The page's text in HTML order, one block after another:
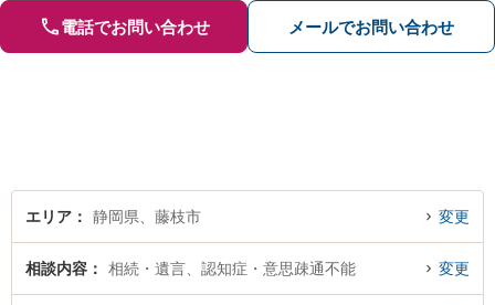
電話でお問い合わせ メールでお問い合わせ
エリア 静岡県、藤枝市 変更
相談内容 相続・遺言、認知症・意思疎通不能 変更